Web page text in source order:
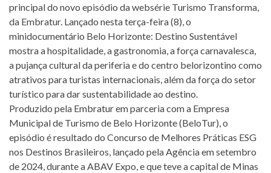
principal do novo episódio da websérie Turismo Transforma,
da Embratur. Lançado nesta terça-feira (8), o
minidocumentário Belo Horizonte: Destino Sustentável
mostra a hospitalidade, a gastronomia, a força carnavalesca,
a pujança cultural da periferia e do centro belorizontino como
atrativos para turistas internacionais, além da força do setor
turístico para dar sustentabilidade ao destino.
Produzido pela Embratur em parceria com a Empresa
Municipal de Turismo de Belo Horizonte (BeloTur), o
episódio é resultado do Concurso de Melhores Práticas ESG
nos Destinos Brasileiros, lançado pela Agência em setembro
de 2024, durante a ABAV Expo, e que teve a capital de Minas